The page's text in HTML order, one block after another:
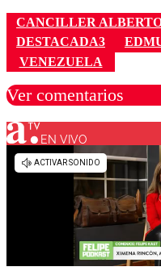
CANCILLER
DESTACADA3
VENEZUELA
Ver comentarios
Los comentarios son
EN VIVO